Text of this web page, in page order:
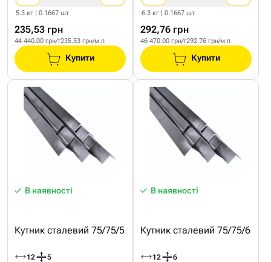
5.3 кг | 0.1667 шт
235,53 грн
44 440.00 грн/т235.53 грн/м.п
Купити
6.3 кг | 0.1667 шт
292,76 грн
46 470.00 грн/т292.76 грн/м.п
Купити
В наявності
Кутник сталевий 75/75/5
12 5
В наявності
Кутник сталевий 75/75/6
12 6